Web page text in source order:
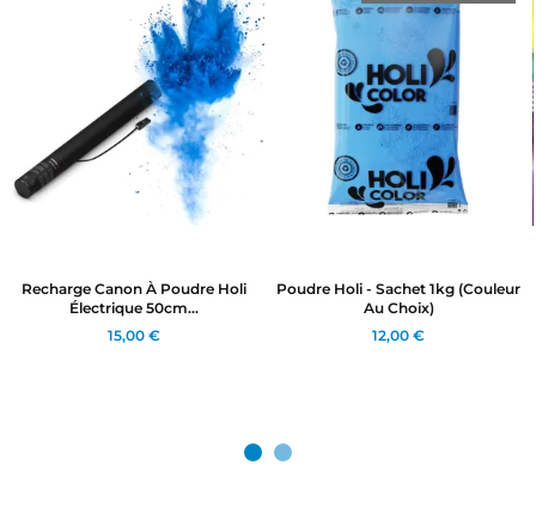
Recharge Canon À Poudre Holi
Électrique 50cm...
15,00 €
Poudre Holi - Sachet 1kg (couleur
Au Choix)
12,00 €